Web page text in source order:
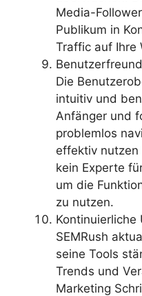
Media-
Publikum in
Traffic auf Ihre
Die
intuitiv und
Anfänger und
problemlos
effektiv nutzen
kein Experte
um die
zu nutzen.
SEMRush
seine Tools
Trends und
Marketing